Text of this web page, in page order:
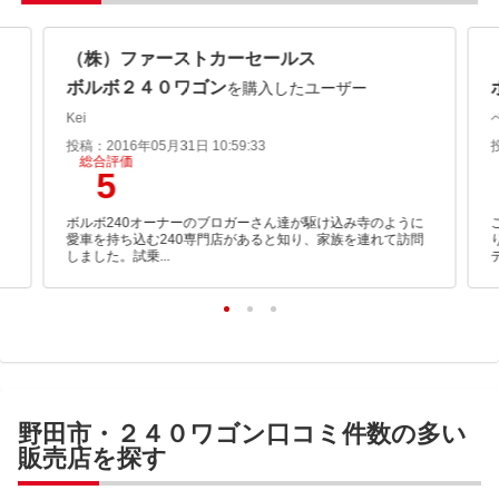
（株）ファーストカーセールス
ボルボ２４０ワゴンを購入したユーザー
Kei
投稿：2016年05月31日 10:59:33
総合評価
5
ボルボ240オーナーのブロガーさん達が駆け込み寺のように
愛車を持ち込む240専門店があると知り、家族を連れて訪問
しました。試乗...
野田市・２４０ワゴン口コミ件数の多い
販売店を探す